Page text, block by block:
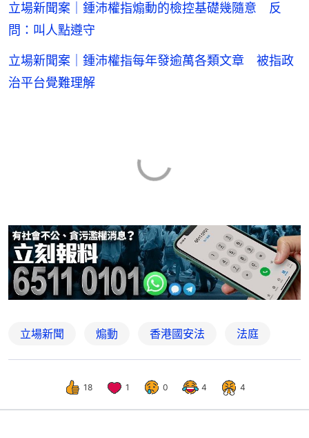
立場新聞案｜鍾沛權指煽動的檢控基礎幾隨意 反
問：叫人點遵守
立場新聞案｜鍾沛權指每年發逾萬各類文章 被指政
治平台覺難理解
立場新聞 煽動 香港國安法 法庭
18 1 0 4 4